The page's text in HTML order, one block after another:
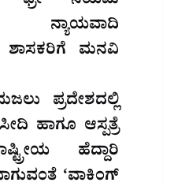
ನ್ಯಾಯವಾದಿ
ಮನವಿ
ಪ್ರದೇಶದಲ್ಲಿ
ಹಾಗೂ ಆಸ್ಪತ್ರೆ
ಹೆದ್ದಾರಿ
‘ವಾಕಿಂಗ್